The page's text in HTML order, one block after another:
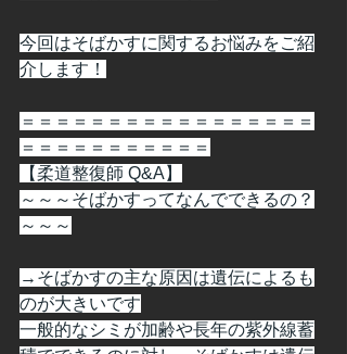
今回はそばかすに関するお悩みをご紹
介します！
＝＝＝＝＝＝＝＝＝＝＝＝＝＝＝＝＝
＝＝＝＝＝＝＝＝＝＝＝
【柔道整復師 Q&A】
～～～そばかすってなんでできるの？
～～～
→そばかすの主な原因は遺伝によるも
のが大きいです
一般的なシミが加齢や長年の紫外線蓄